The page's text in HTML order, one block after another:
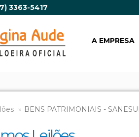
3363-5417
A EMPRESA
BENS PATRIMONIAIS -